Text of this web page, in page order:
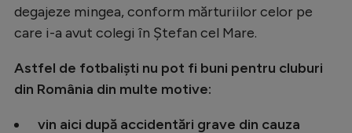
degajeze mingea, conform mărturiilor celor pe
care i-a avut colegi în Ștefan cel Mare.
Astfel de fotbaliști nu pot fi buni pentru cluburi
din România din multe motive:
vin aici după accidentări grave din cauza